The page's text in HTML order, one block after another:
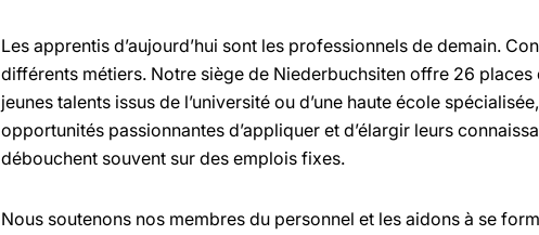
Les apprentis d’aujourd’hui sont les professionnels de demain.
différents métiers. Notre siège de Niederbuchsiten offre 26
jeunes talents issus de l’université ou d’une haute école
opportunités passionnantes d’appliquer et d’élargir leurs
débouchent souvent sur des emplois fixes.
Nous soutenons nos membres du personnel et les aidons à se